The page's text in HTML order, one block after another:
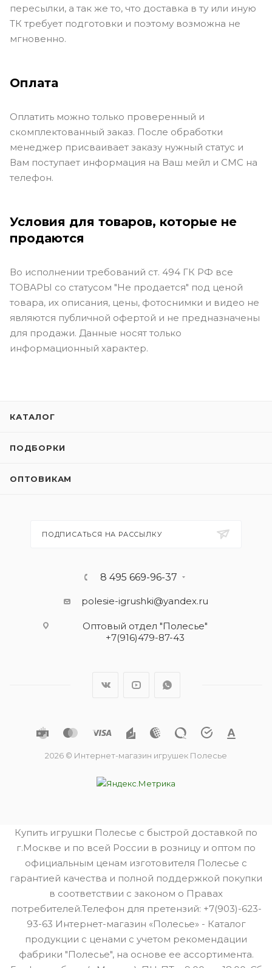
пересылки, а так же то, что доставка в ту или иную
ТК требует подготовки и поэтому возможна не
мгновенно.
Оплата
Оплатить можно только проверенный и
скомплектованный заказ. После обработки
менеджер присваивает заказу нужный статус и
Вам поступает информация на Ваш мейл и СМС на
телефон.
Условия для товаров, которые не
продаются
Во исполнении требований ст. 494 ГК РФ все
ТОВАРЫ со статусом "Не продается" под ценой
товара, их описания, цены, фотоснимки и видео не
являются публичной офертой и не предназначены
для продажи. Данные носят только
информационный характер.
КАТАЛОГ
ПОДБОРКИ
ОПТОВИКАМ
ПОДПИСАТЬСЯ НА РАССЫЛКУ
8 495 669-96-37
polesie-igrushki@yandex.ru
Оптовый отдел "Полесье"
+7(916)479-87-43
2026 © Интернет-магазин игрушек Полесье
Купить игрушки Полесье с быстрой доставкой по
г.Москве и по всей России в розницу и оптом по
официальным ценам изготовителя Полесье с
гарантией качества и полной поддержкой покупки
в соответствии с законом о Правах
потребителей.Телефон для претензий: +7(903)-623-
93-63 Интернет-магазин «Полесье» - Каталог
продукции с ценами с учетом рекомендации
фабрики "Полесье", на основе ее ассортимента.